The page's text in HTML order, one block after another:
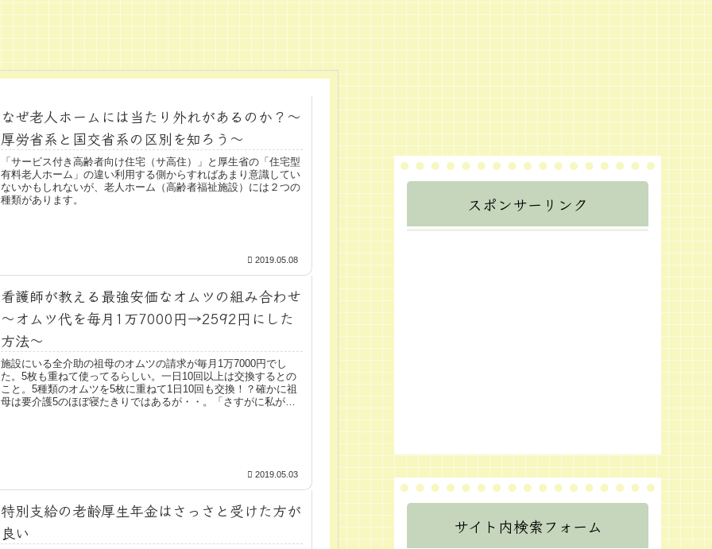
なぜ老人ホームには当たり外れがあるのか？～
厚労省系と国交省系の区別を知ろう～
「サービス付き高齢者向け住宅（サ高住）」と厚生省の「住宅型
有料老人ホーム」の違い利用する側からすればあまり意識してい
ないかもしれないが、老人ホーム（高齢者福祉施設）には２つの
種類があります。
2019.05.08
看護師が教える最強安価なオムツの組み合わせ
～オムツ代を毎月1万7000円→2592円にした
方法～
施設にいる全介助の祖母のオムツの請求が毎月1万7000円でし
た。5枚も重ねて使ってるらしい。一日10回以上は交換するとの
こと。5種類のオムツを5枚に重ねて1日10回も交換！？確かに祖
母は要介護5のほぼ寝たきりではあるが・・。「さすがに私が
2019.05.03
特別支給の老齢厚生年金はさっさと受けた方が
良い
スポンサーリンク
サイト内検索フォーム